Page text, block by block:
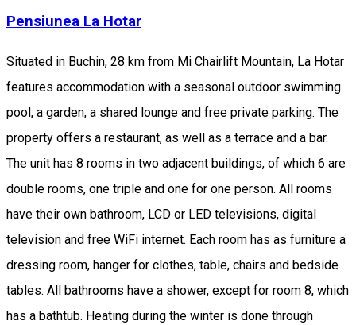
Pensiunea La Hotar
Situated in Buchin, 28 km from Mi Chairlift Mountain, La Hotar
features accommodation with a seasonal outdoor swimming
pool, a garden, a shared lounge and free private parking. The
property offers a restaurant, as well as a terrace and a bar.
The unit has 8 rooms in two adjacent buildings, of which 6 are
double rooms, one triple and one for one person. All rooms
have their own bathroom, LCD or LED televisions, digital
television and free WiFi internet. Each room has as furniture a
dressing room, hanger for clothes, table, chairs and bedside
tables. All bathrooms have a shower, except for room 8, which
has a bathtub. Heating during the winter is done through